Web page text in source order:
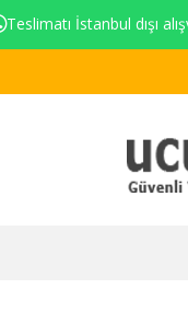
Teslimatı İstanbul dışı